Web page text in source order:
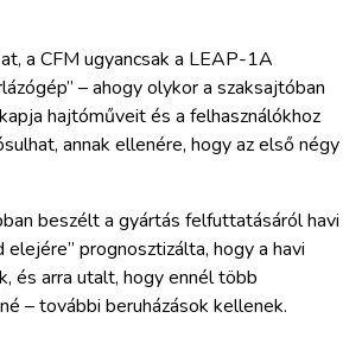
a CFM ugyancsak a LEAP-1A
– ahogy olykor a szaksajtóban
hajtóműveit és a felhasználókhoz
annak ellenére, hogy az első négy
beszélt a gyártás felfuttatásáról havi
prognosztizálta, hogy a havi
és arra utalt, hogy ennél több
– további beruházások kellenek.